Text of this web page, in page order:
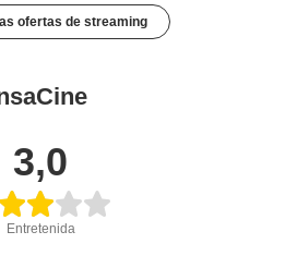
ofertas de streaming
3,0
Entretenida